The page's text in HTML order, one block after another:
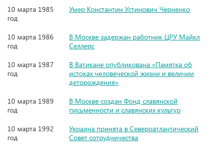
10 марта 1985
год
Умер Константин Устинович Черненко
10 марта 1986
год
В Москве задержан работник ЦРУ Майкл
Селлерс
10 марта 1987
год
В Ватикане опубликована «Памятка об
истоках человеческой жизни и величии
деторождения»
10 марта 1989
год
В Москве создан Фонд славянской
письменности и славянских культур
10 марта 1992
год
Украина принята в Североатлантический
Совет сотрудничества